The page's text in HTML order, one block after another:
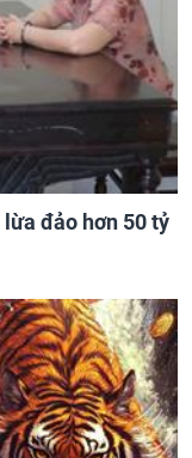
đảo hơn 50 tỷ